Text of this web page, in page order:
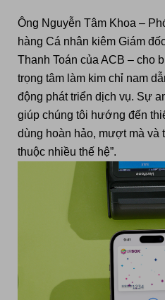
Ông Nguyễn Tâm Khoa –
hàng Cá nhân kiêm Giám
Thanh Toán của ACB – cho
trọng tâm làm kim chỉ nam
động pháttriển dịch vụ. Sự
giúp chúng tôi hướng đến
dùng hoàn hảo, mượt mà và
thuộc nhiều thế hệ”.